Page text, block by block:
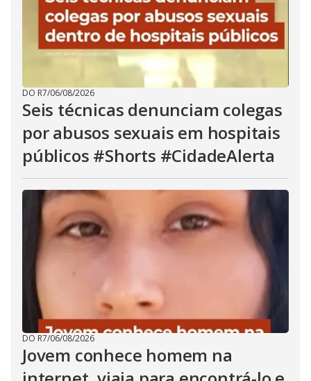
DO R7/06/08/2026
Seis técnicas denunciam colegas
por abusos sexuais em hospitais
públicos #Shorts #CidadeAlerta
DO R7/06/08/2026
Jovem conhece homem na